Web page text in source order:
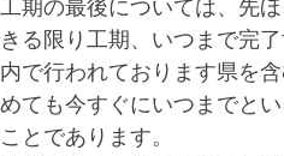
期の最後については、先
る限り工期、いつまで完
で行われております県を
ても今すぐにいつまでと
とであります。